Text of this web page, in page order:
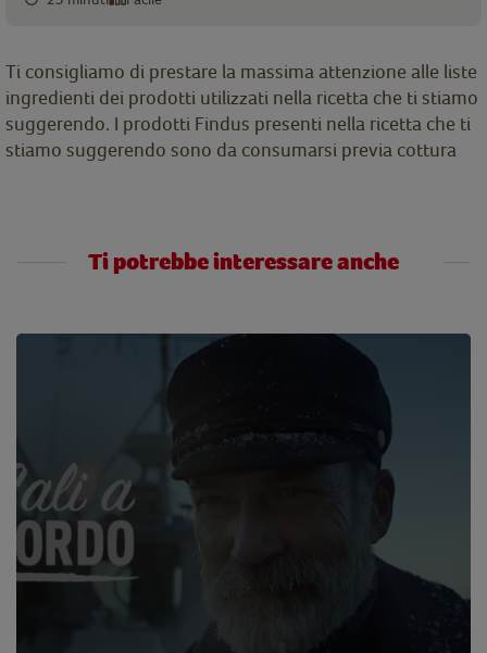
Ti consigliamo di prestare la massima attenzione alle liste
ingredienti dei prodotti utilizzati nella ricetta che ti stiamo
suggerendo. I prodotti Findus presenti nella ricetta che ti
stiamo suggerendo sono da consumarsi previa cottura
Ti potrebbe interessare anche